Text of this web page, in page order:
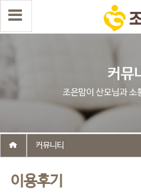
이용후기
커뮤니티